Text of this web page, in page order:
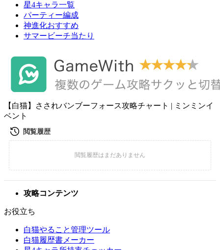
星4キャラ一覧
パーティー編成
神進化おすすめ
サマービーチ当たり
【白猫】さされバンブーフォース攻略チャート | ミンミンイ
ベント
攻略コンテンツ
お役立ち
白猫やること管理ツール
白猫履歴書メーカー